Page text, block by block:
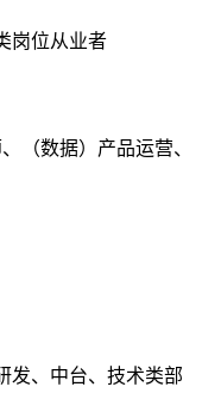
岗位从业者
（数据）产品运营、
发、中台、技术类部